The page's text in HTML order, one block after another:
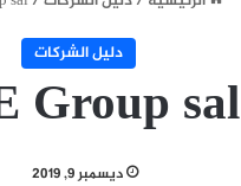
دليل الشركات
Group sal
ديسمبر 9, 2019